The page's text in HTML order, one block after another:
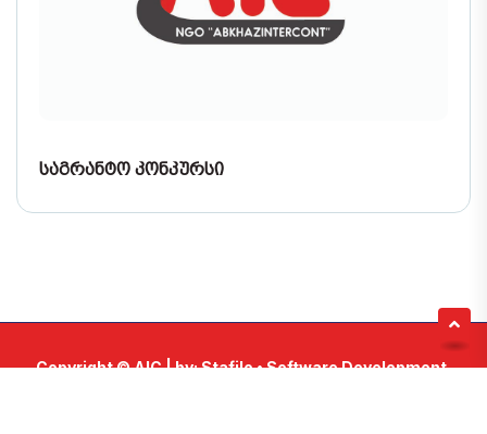
ᲡᲐᲒᲠᲐᲜᲢᲝ ᲙᲝᲜᲙᲣᲠᲡᲘ
Copyright ©AIC| by:Stafilo • Software Development.